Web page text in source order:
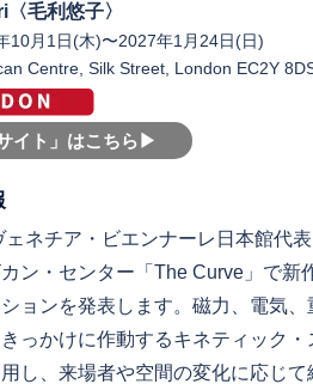
毛利悠子〉
10月1日(木)〜2027年1月24日(日)
Centre, Silk Street, London EC2Y
サイト」はこちら▶︎
ネチア・ビエンナーレ日本館代
ン・センター「The Curve」で新
ョンを発表します。磁力、電気
っかけに作動するキネティック
し、来場者や空間の変化に応じ